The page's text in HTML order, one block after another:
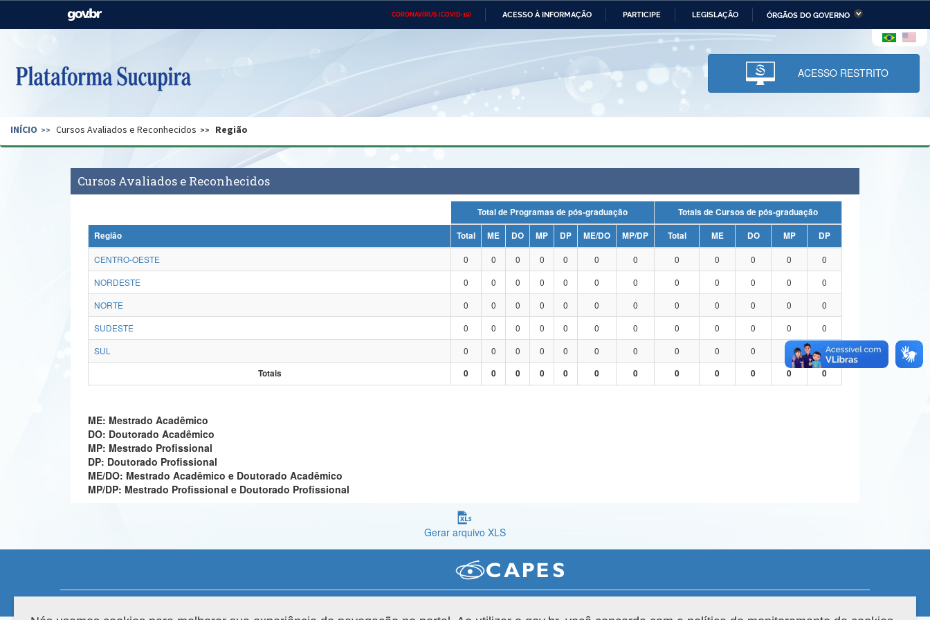
CORONAVÍRUS (COVID-19) ACESSO À INFORMAÇÃO PARTICIPE LEGISLAÇÃO ÓRGÃOS DO GOVERNO
Casa Civil Ministério das Relações Ministério da Economia Ministério da Infraestrutura
Pecuária e Abastecimento
Ministério da Ciência,
Tecnologia, Inovações e
Comunicações
Ministério do Desenvolvimento
Regional e dos Direitos Humanos
Secretaria de Governo Gabinete de Segurança Advocacia-Geral da União Banco Central do Brasil Planalto
ACESSO RESTRITO
INÍCIO Cursos Avaliados e Reconhecidos Região
Cursos Avaliados e Reconhecidos
Total de Programas de pós-graduação
Totais de Cursos de pós-graduação
Região
Total ME DO MP DP ME/DO MP/DP Total ME DO MP
DP
CENTRO-OESTE
0 0 0 0 0 0 0 0 0 0 0
0
NORDESTE
0 0 0 0 0 0 0 0 0 0 0
0
NORTE
0 0 0 0 0 0 0 0 0 0 0
0
SUDESTE
0 0 0 0 0 0 0 0 0 0 0
0
SUL
0 0 0 0 0 0 0 0 0 0
0
Totais
0 0 0 0 0 0 0 0 0 0 0 0
ME: Mestrado Acadêmico
DO: Doutorado Acadêmico
MP: Mestrado Profissional
DP: Doutorado Profissional
ME/DO: Mestrado Acadêmico e Doutorado Acadêmico
MP/DP: Mestrado Profissional e Doutorado Profissional
Gerar arquivo XLS